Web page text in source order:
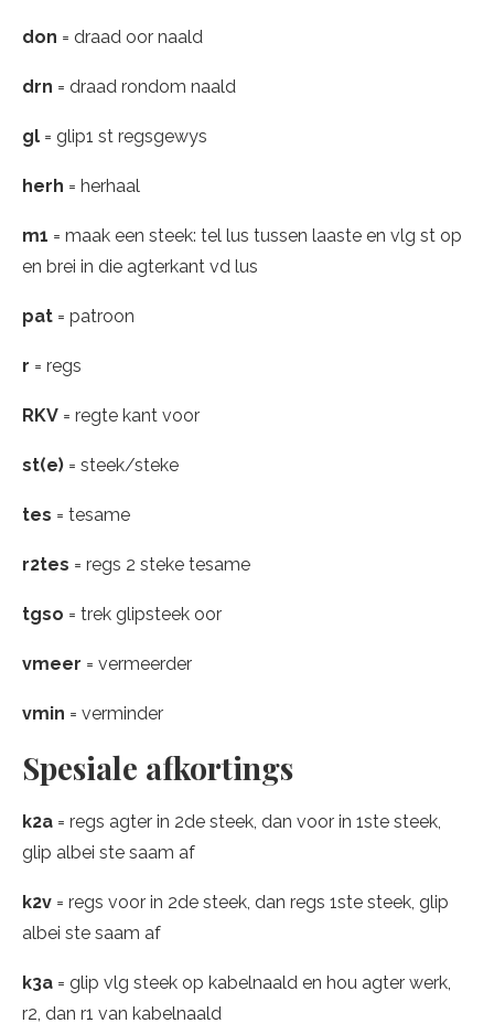
don = draad oor naald
drn = draad rondom naald
gl = glip1 st regsgewys
herh = herhaal
m1 = maak een steek: tel lus tussen laaste en vlg st op
en brei in die agterkant vd lus
pat = patroon
r = regs
RKV = regte kant voor
st(e) = steek/steke
tes = tesame
r2tes = regs 2 steke tesame
tgso = trek glipsteek oor
vmeer = vermeerder
vmin = verminder
Spesiale afkortings
k2a = regs agter in 2de steek, dan voor in 1ste steek,
glip albei ste saam af
k2v = regs voor in 2de steek, dan regs 1ste steek, glip
albei ste saam af
k3a = glip vlg steek op kabelnaald en hou agter werk,
r2, dan r1 van kabelnaald